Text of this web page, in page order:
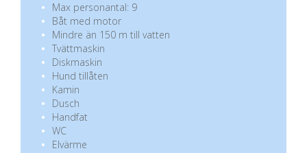
Max personantal: 9
Båt med motor
Mindre än 150 m till vatten
Tvättmaskin
Diskmaskin
Hund tillåten
Kamin
Dusch
Handfat
WC
Elvärme